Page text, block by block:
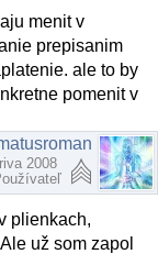
menit v
prepisanim
ale to by
pomenit v
2008
plienkach,
už som zapol